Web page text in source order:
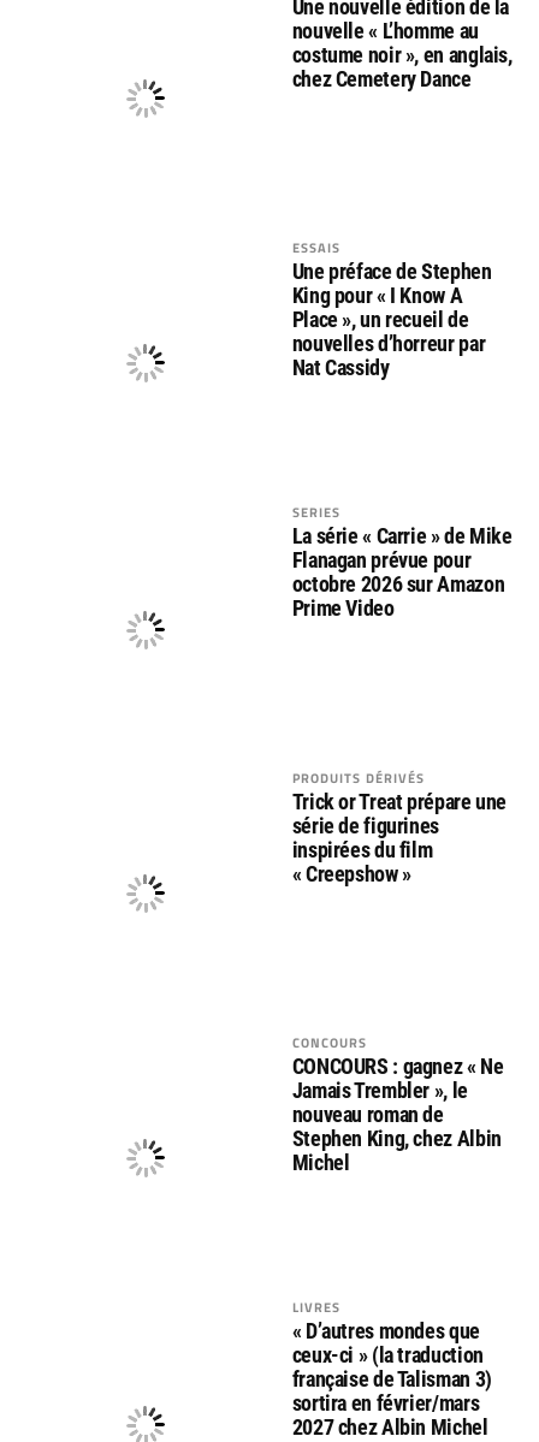
Une nouvelle édition de la
nouvelle « L’homme au
costume noir », en anglais,
chez Cemetery Dance
ESSAIS
Une préface de Stephen
King pour « I Know A
Place », un recueil de
nouvelles d’horreur par
Nat Cassidy
SERIES
La série « Carrie » de Mike
Flanagan prévue pour
octobre 2026 sur Amazon
Prime Video
PRODUITS DÉRIVÉS
Trick or Treat prépare une
série de figurines
inspirées du film
« Creepshow »
CONCOURS
CONCOURS : gagnez « Ne
Jamais Trembler », le
nouveau roman de
Stephen King, chez Albin
Michel
LIVRES
« D’autres mondes que
ceux-ci » (la traduction
française de Talisman 3)
sortira en février/mars
2027 chez Albin Michel